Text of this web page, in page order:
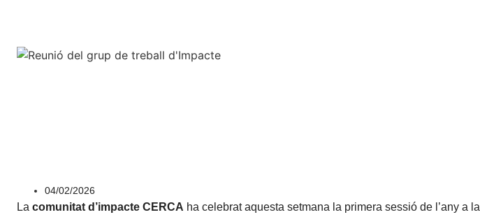
04/02/2026
La comunitat d’impacte CERCA ha celebrat aquesta setmana la primera sessió de l’any a la